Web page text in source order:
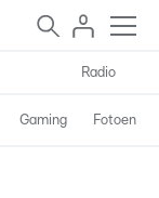
Radio
Gaming Fotoen